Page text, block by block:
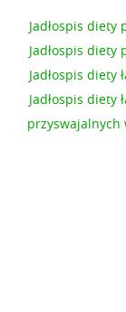
Jadłospis diety
Jadłospis diety
Jadłospis diety
Jadłospis diety
przyswajalnych